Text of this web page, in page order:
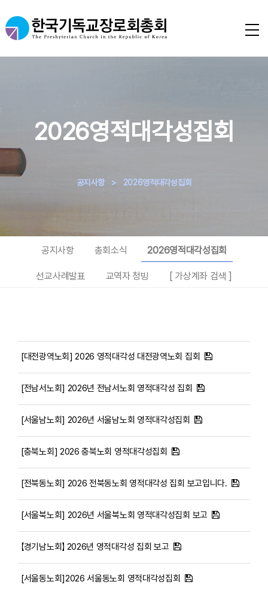
2026영적대각성집회
공지사항 > 2026영적대각성집회
공지사항 총회소식 2026영적대각성집회
선교사례발표 교역자 청빙 [ 가상계좌 검색 ]
[대전광역노회] 2026 영적대각성 대전광역노회 집회
[전남서노회] 2026년 전남서노회 영적대각성 집회
[서울남노회] 2026년 서울남노회 영적대각성집회
[충북노회] 2026 충북노회 영적대각성집회
[전북동노회] 2026 전북동노회 영적대각성 집회 보고입니다.
[서울북노회] 2026년 서울북노회 영적대각성집회 보고
【경기남노회】 2026년 영적대각성 집회 보고
[서울동노회]2026 서울동노회 영적대각성집회